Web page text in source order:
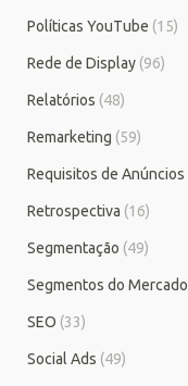
Políticas YouTube (15)
Rede de Display (96)
Relatórios (48)
Remarketing (59)
Requisitos de Anúncios
Retrospectiva (16)
Segmentação (49)
Segmentos do Mercado
SEO (33)
Social Ads (49)